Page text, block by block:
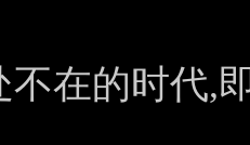
不在的时代,